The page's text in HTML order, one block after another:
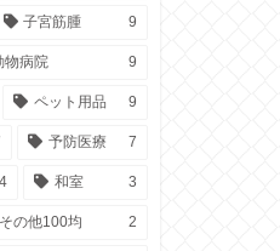
子宮筋腫 9
物病院 9
ペット用品 9
予防医療 7
4 和室 3
その他100均 2